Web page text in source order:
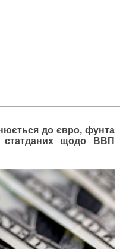
до євро, фунта
статданих щодо ВВП